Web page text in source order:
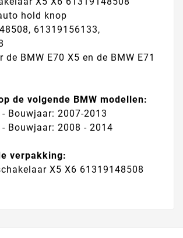
hold knop
61319156133,
de BMW E70 X5 en de BMW E71
de volgende BMW modellen:
- Bouwjaar: 2007-2013
- Bouwjaar: 2008 - 2014
verpakking:
X5 X6 61319148508